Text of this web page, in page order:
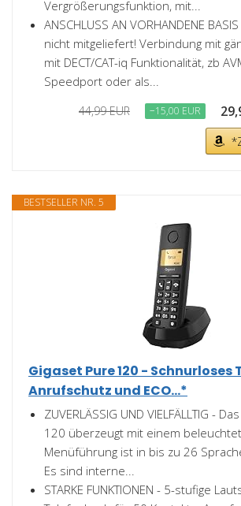
Vergrößerungsfunktion, mit...
ANSCHLUSS AN VORHANDENE
nicht mitgeliefert! Verbindung mit
mit DECT/CAT-iq Funktionalität, zb
Speedport oder als...
44,99 EUR −15,00 EUR
BESTSELLER NR. 5
Gigaset Pure 120 - Schnurloses
Anrufschutz und ECO...*
ZUVERLÄSSIG UND VIELFÄLLTIG -
120 überzeugt mit einem
Menüführung ist in bis zu 26
Es sind interne...
STARKE FUNKTIONEN - 5-stufige